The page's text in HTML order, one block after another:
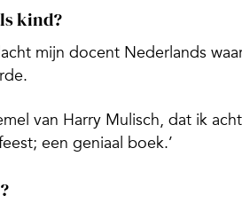
kind?
mijn docent Nederlands
van Harry Mulisch, dat ik
een geniaal boek.’